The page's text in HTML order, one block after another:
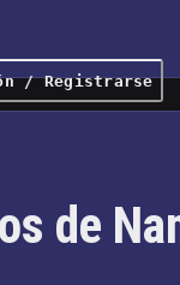
/ Registrarse
de